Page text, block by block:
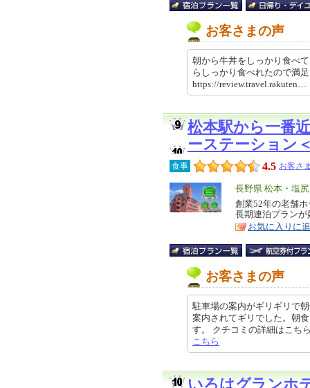
お客さまの声
朝から牛丼をしっかり食べ
らしっかり食べれたので満
https://
松本駅から一番
ーステーション
食事 4.5 お客さ
エ
リ
ア
長野県 松本・塩
特
徴
創業52年の老舗
長期連泊プラン
お気に入りに
お客さまの声
駐車場の案内がギリギリで
案内されてギリでした。朝
す。 クチコミの詳細はこ
こちら
いろはグランホ